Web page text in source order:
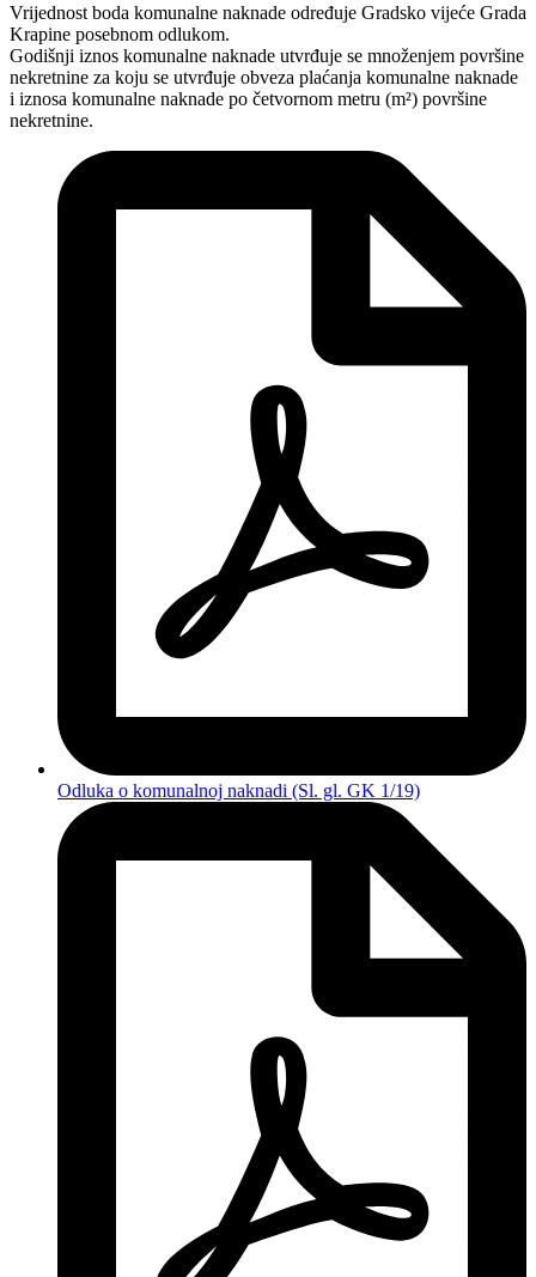
Vrijednost boda komunalne naknade određuje Gradsko vijeće Grada
Krapine posebnom odlukom.
Godišnji iznos komunalne naknade utvrđuje se množenjem površine
nekretnine za koju se utvrđuje obveza plaćanja komunalne naknade
i iznosa komunalne naknade po četvornom metru (m²) površine
nekretnine.
Odluka o komunalnoj naknadi (Sl. gl. GK 1/19)